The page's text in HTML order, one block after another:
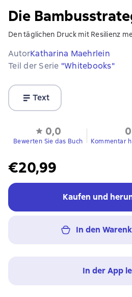
Die
Den täglichen Druck mit Resilienz
AutorKatharina Maehrlein
Teil der Serie "Whitebooks"
Text
0,0
Bewerten Sie das Buch
0
Kommentar
€20,99
Kaufen und
In den
In der App